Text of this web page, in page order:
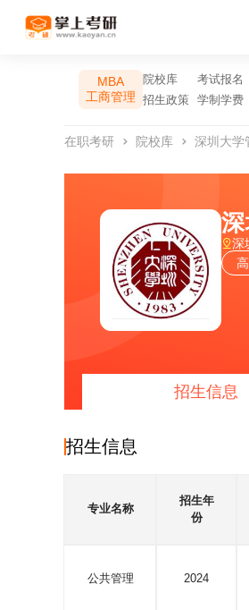
MBA
工商管理
院校库
考试报名
招生政策
学制学费
在职考研 院校库 深圳大学
深
招生信息
招生信息
专业名称
招生年
份
公共管理 2024